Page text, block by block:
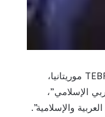
الزمان أنفو – نواكشوط: انتقد الدكتور محمد ولد محمد الحسن، الرئيس المؤسس لمعهد 2Ires ومبادرة TEBRI موريتانيا،
الإسلامي”،
والإسلامية”.